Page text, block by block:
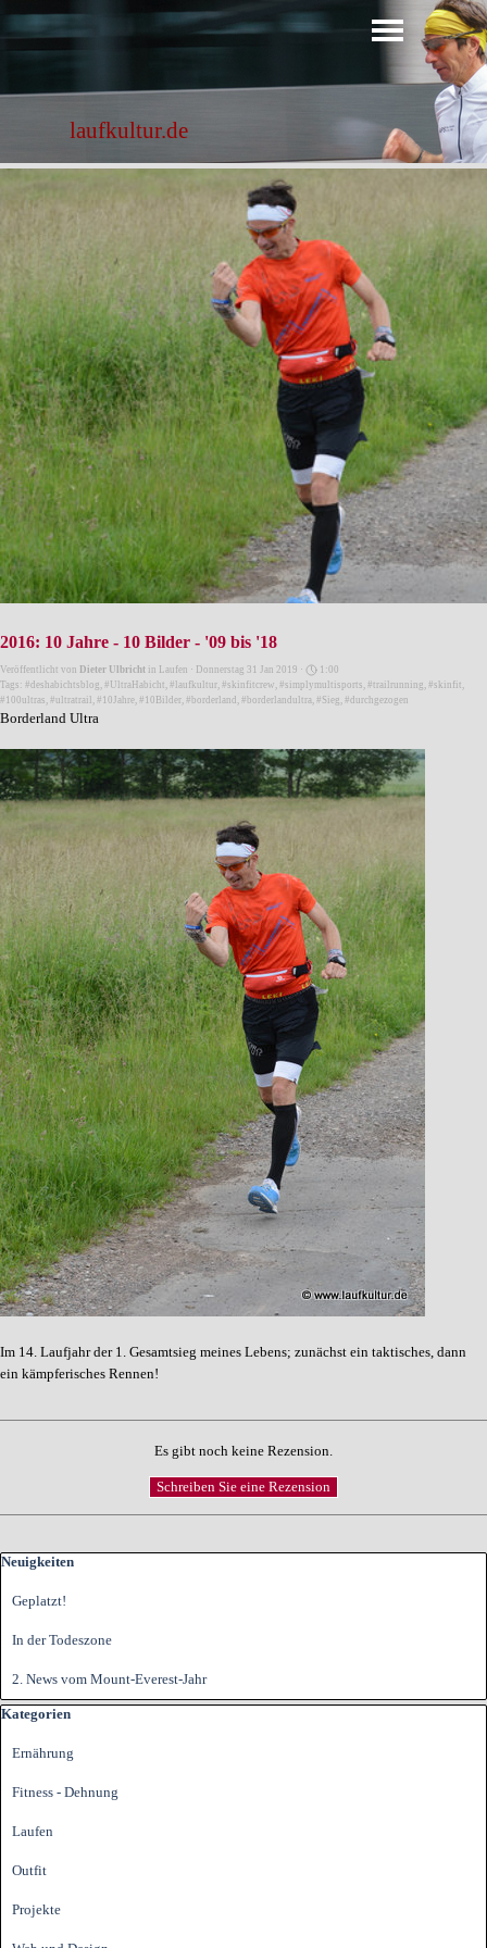
Direkt zum Seiteninhalt Menü überspringen
laufkultur.de
2016: 10 Jahre - 10 Bilder - '09 bis '18
Veröffentlicht von Dieter Ulbricht in Laufen · Donnerstag 31 Jan 2019 ·
1:00
Tags: #deshabichtsblog , #UltraHabicht , #laufkultur, #skinfitcrew , #simplymultisports , #trailrunning , #skinfit ,
#100ultras , #ultratrail , #10Jahre, #10Bilder, #borderland , #borderlandultra, #Sieg , #durchgezogen
Borderland Ultra
Im 14. Laufjahr der 1. Gesamtsieg meines Lebens; zunächst ein taktisches, dann
ein kämpferisches Rennen!
Es gibt noch keine Rezension.
Block überspringen Neuigkeiten
Neuigkeiten
Geplatzt!
In der Todeszone
2. News vom Mount-Everest-Jahr
Block überspringen Kategorien
Kategorien
Ernährung
Fitness - Dehnung
Laufen
Outfit
Projekte